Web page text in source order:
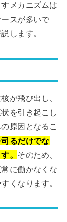
メカニズムは
スが多いで
します。
が飛び出し、
を引き起こし
原因となるこ
るだけでな
。 そのため、
に働かなくな
くなります。